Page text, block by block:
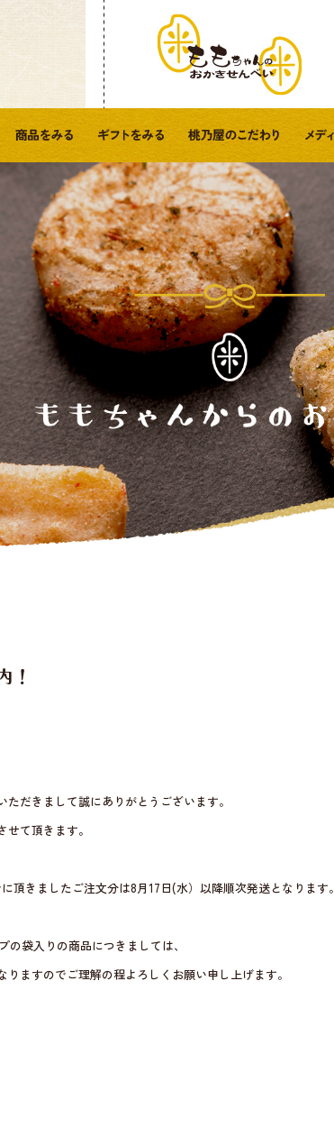
！
だきまして誠にありがとうございます。
て頂きます。
頂きましたご注文分は8月17日(水）以降順次発送となります。
袋入りの商品につきましては、
ますのでご理解の程よろしくお願い申し上げます。